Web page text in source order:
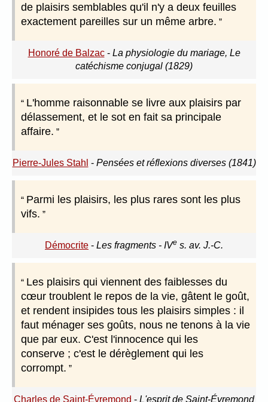
de plaisirs semblables qu'il n'y a deux feuilles
exactement pareilles sur un même arbre.
Honoré de Balzac- La physiologie du mariage, Le
catéchisme conjugal (1829)
L'homme raisonnable se livre aux plaisirs par
délassement, et le sot en fait sa principale
affaire.
Pierre-Jules Stahl - Pensées et réflexions diverses (1841)
Parmi les plaisirs, les plus rares sont les plus
vifs.
Démocrite - Les fragments - IVe s. av. J.-C.
Les plaisirs qui viennent des faiblesses du
cœur troublent le repos de la vie, gâtent le goût,
et rendent insipides tous les plaisirs simples : il
faut ménager ses goûts, nous ne tenons à la vie
que par eux. C'est l'innocence qui les
conserve ; c'est le dérèglement qui les
corrompt.
Charles de Saint-Évremond - L'esprit de Saint-Évremond